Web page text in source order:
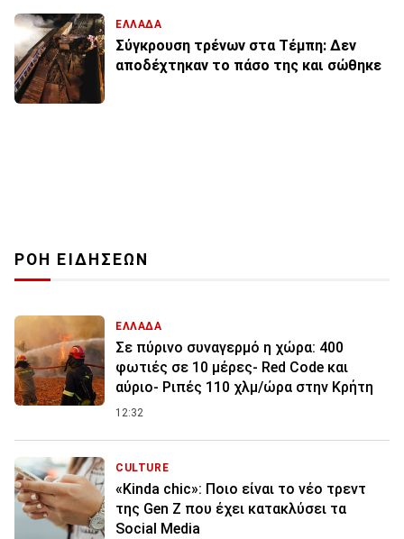
ΕΛΛΑΔΑ
Σύγκρουση τρένων στα Τέμπη: Δεν
αποδέχτηκαν το πάσο της και σώθηκε
ΡΟΗ ΕΙΔΗΣΕΩΝ
ΕΛΛΑΔΑ
Σε πύρινο συναγερμό η χώρα: 400
φωτιές σε 10 μέρες- Red Code και
αύριο- Ριπές 110 χλμ/ώρα στην Κρήτη
12:32
CULTURE
«Kinda chic»: Ποιο είναι το νέο τρεντ
της Gen Z που έχει κατακλύσει τα
Social Media